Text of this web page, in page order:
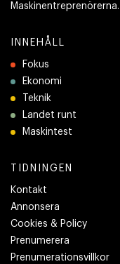
Maskinentreprenörerna.
INNEHÅLL
Fokus
Ekonomi
Teknik
Landet runt
Maskintest
TIDNINGEN
Kontakt
Annonsera
Cookies & Policy
Prenumerera
Prenumerationsvillkor